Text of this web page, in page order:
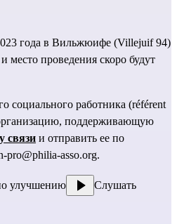
года в Вильжюифе (Villejuif 94)
место проведения скоро будут
социального работника (référent
поддерживающую
связи и отправить ее по
pro@philia-asso.org.
улучшению Слушать